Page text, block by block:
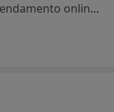
Esse especialista não oferece agendamento online para esse endereço.